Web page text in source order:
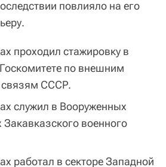
повлияло на его
проходил стажировку в
по внешним
СССР.
служил в Вооруженных
Закавказского военного
работал в секторе Западной